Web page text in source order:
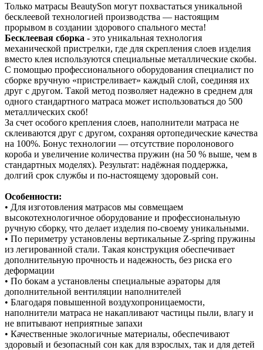
Только матрасы BeautySon могут похвастаться уникальной
бесклеевой технологией производства — настоящим
прорывом в создании здорового спального места!
Бесклеевая сборка - это уникальная технология
механической пристрелки, где для скрепления слоев изделия
вместо клея используются специальные металлические скобы.
С помощью профессионального оборудования специалист по
сборке вручную «пристреливает» каждый слой, соединяя их
друг с другом. Такой метод позволяет надежно в среднем для
одного стандартного матраса может использоваться до 500
металлических скоб!
За счет особого крепления слоев, наполнители матраса не
склеиваются друг с другом, сохраняя ортопедические качества
на 100%. Бонус технологии — отсутствие поролонового
короба и увеличение количества пружин (на 50 % выше, чем в
стандартных моделях). Результат: надёжная поддержка,
долгий срок службы и по‑настоящему здоровый сон.
Особенности:
• Для изготовления матрасов мы совмещаем
высокотехнологичное оборудование и профессиональную
ручную сборку, что делает изделия по-своему уникальными.
• По периметру установлены вертикальные Z-spring пружины
из легированной стали. Такая конструкция обеспечивает
дополнительную прочность и надежность, без риска его
деформации
• По бокам а установлены специальные аэраторы для
дополнительной вентиляции наполнителей
• Благодаря повышенной воздухопроницаемости,
наполнители матраса не накапливают частицы пыли, влагу и
не впитывают неприятные запахи
• Качественные экологичные материалы, обеспечивают
здоровый и безопасный сон как для взрослых, так и для детей